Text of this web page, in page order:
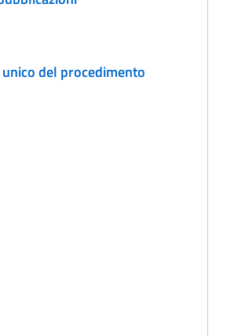
del procedimento